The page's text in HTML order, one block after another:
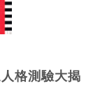
格測驗大揭